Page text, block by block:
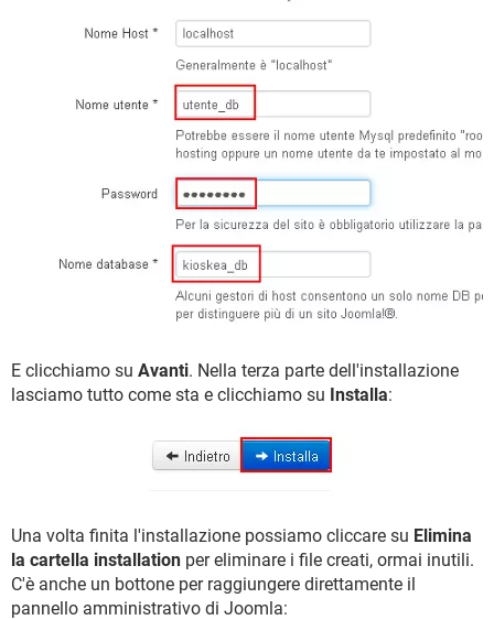
E clicchiamo su Avanti. Nella terza parte dell'installazione
lasciamo tutto come sta e clicchiamo su Installa:
Una volta finita l'installazione possiamo cliccare su Elimina
la cartella installation per eliminare i file creati, ormai inutili.
C'è anche un bottone per raggiungere direttamente il
pannello amministrativo di Joomla: